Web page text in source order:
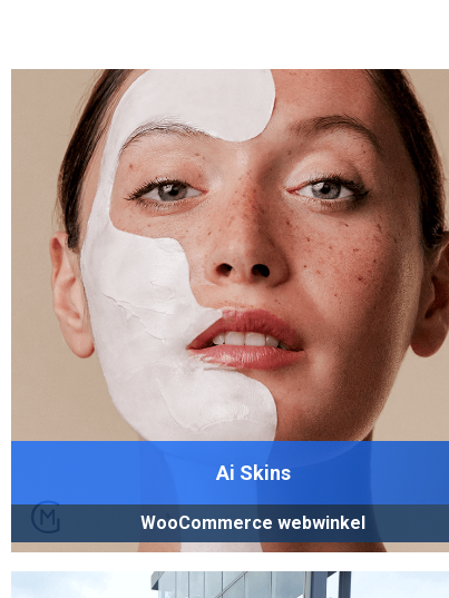
Ai Skins
WooCommerce webwinkel